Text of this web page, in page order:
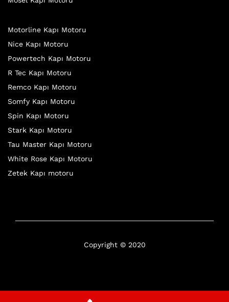
Motorline Kapı Motoru
Nice Kapı Motoru
Powertech Kapı Motoru
R Tec Kapı Motoru
Remco Kapı Motoru
Somfy Kapı Motoru
Spin Kapı Motoru
Stark Kapı Motoru
Tau Master Kapı Motoru
White Rose Kapı Motoru
Zetek Kapı motoru
Copyright © 2020